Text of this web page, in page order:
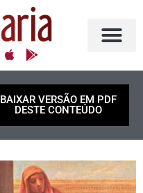
BAIXAR VERSÃO EM PDF
DESTE CONTEÚDO